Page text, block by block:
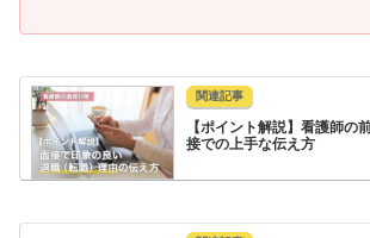
【ポイント解説】看護師の
接での上手な伝え方